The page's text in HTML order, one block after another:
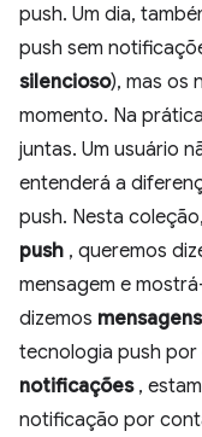
push. Um dia,
push sem
silencioso), mas os
momento. Na
juntas. Um usuário
entenderá a
push. Nesta
push , queremos
mensagem e
dizemos
tecnologia push
notificações,
notificação por